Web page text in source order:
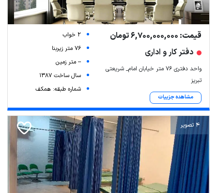
قیمت: 6,700,000,000 تومان
دفتر کار و اداری
واحد دفتری 76 متر خیابان امام_ شریعتی
تبریز
مشاهده جزییات
2 خواب
76 متر زیربنا
-- متر زمین
سال ساخت 1387
شماره طبقه: همکف
4 تصویر